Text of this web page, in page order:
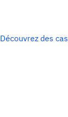
Découvrez des